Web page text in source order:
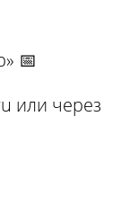
📅
или через